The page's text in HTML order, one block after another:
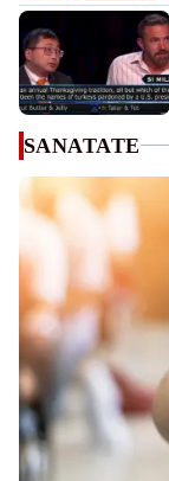
SANATATE